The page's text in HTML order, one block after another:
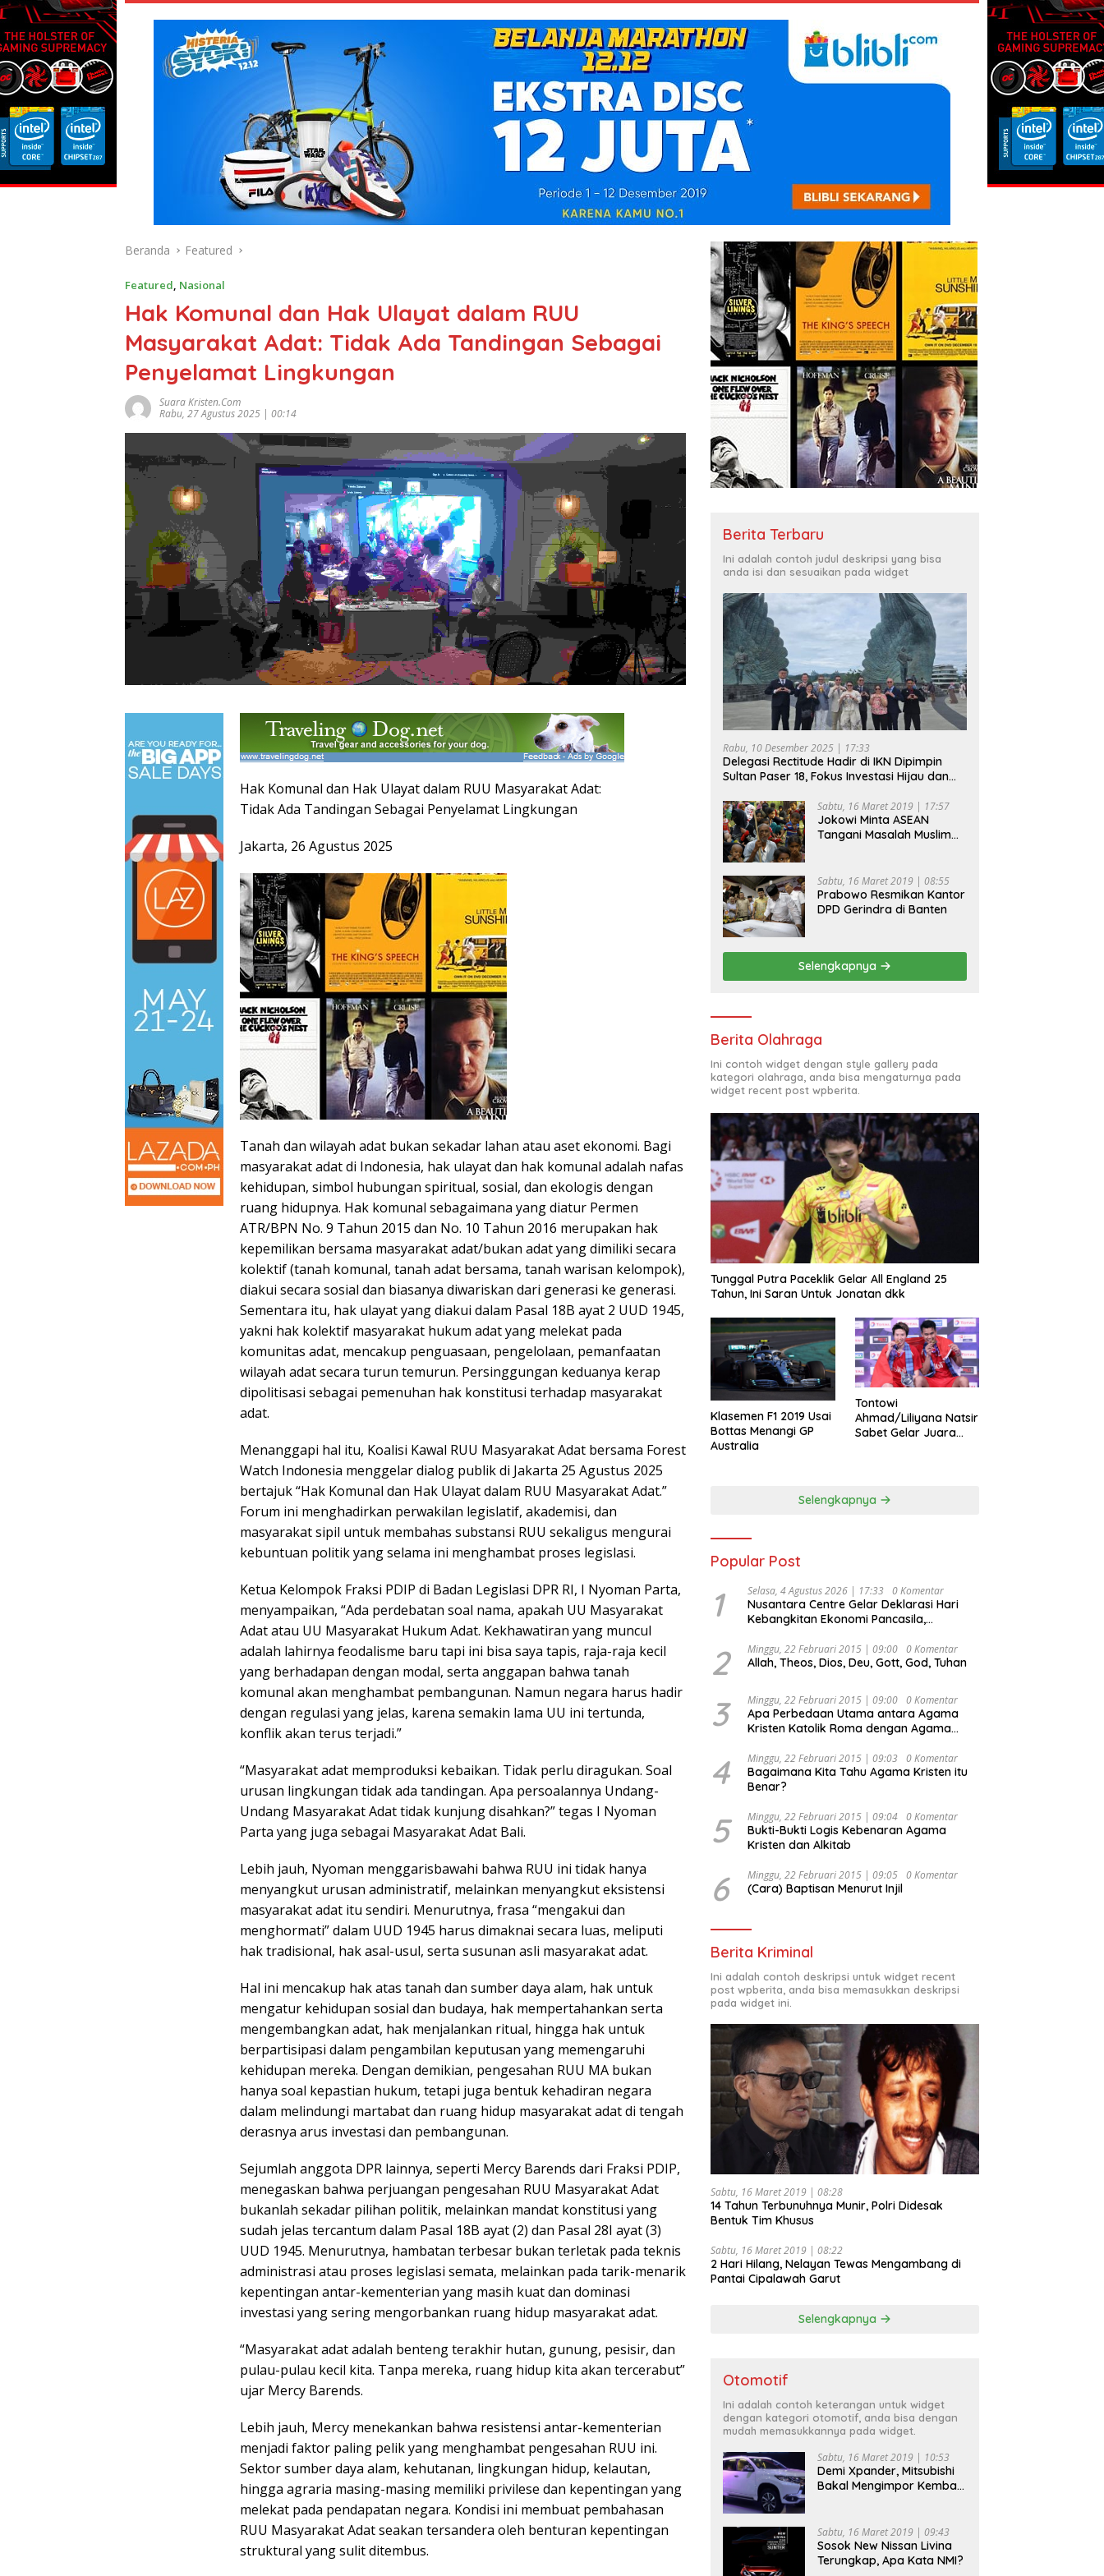
Beranda Featured
Featured, Nasional
Hak Komunal dan Hak Ulayat dalam RUU
Masyarakat Adat: Tidak Ada Tandingan Sebagai
Penyelamat Lingkungan
Suara Kristen.com
Rabu, 27 Agustus 2025 | 00:14
Hak Komunal dan Hak Ulayat dalam RUU Masyarakat Adat:
Tidak Ada Tandingan Sebagai Penyelamat Lingkungan
Jakarta, 26 Agustus 2025
Tanah dan wilayah adat bukan sekadar lahan atau aset ekonomi. Bagi
masyarakat adat di Indonesia, hak ulayat dan hak komunal adalah nafas
kehidupan, simbol hubungan spiritual, sosial, dan ekologis dengan
ruang hidupnya. Hak komunal sebagaimana yang diatur Permen
ATR/BPN No. 9 Tahun 2015 dan No. 10 Tahun 2016 merupakan hak
kepemilikan bersama masyarakat adat/bukan adat yang dimiliki secara
kolektif (tanah komunal, tanah adat bersama, tanah warisan kelompok),
diakui secara sosial dan biasanya diwariskan dari generasi ke generasi.
Sementara itu, hak ulayat yang diakui dalam Pasal 18B ayat 2 UUD 1945,
yakni hak kolektif masyarakat hukum adat yang melekat pada
komunitas adat, mencakup penguasaan, pengelolaan, pemanfaatan
wilayah adat secara turun temurun. Persinggungan keduanya kerap
dipolitisasi sebagai pemenuhan hak konstitusi terhadap masyarakat
adat.
Menanggapi hal itu, Koalisi Kawal RUU Masyarakat Adat bersama Forest
Watch Indonesia menggelar dialog publik di Jakarta 25 Agustus 2025
bertajuk “Hak Komunal dan Hak Ulayat dalam RUU Masyarakat Adat.”
Forum ini menghadirkan perwakilan legislatif, akademisi, dan
masyarakat sipil untuk membahas substansi RUU sekaligus mengurai
kebuntuan politik yang selama ini menghambat proses legislasi.
Ketua Kelompok Fraksi PDIP di Badan Legislasi DPR RI, I Nyoman Parta,
menyampaikan, “Ada perdebatan soal nama, apakah UU Masyarakat
Adat atau UU Masyarakat Hukum Adat. Kekhawatiran yang muncul
adalah lahirnya feodalisme baru tapi ini bisa saya tapis, raja-raja kecil
yang berhadapan dengan modal, serta anggapan bahwa tanah
komunal akan menghambat pembangunan. Namun negara harus hadir
dengan regulasi yang jelas, karena semakin lama UU ini tertunda,
konflik akan terus terjadi.”
“Masyarakat adat memproduksi kebaikan. Tidak perlu diragukan. Soal
urusan lingkungan tidak ada tandingan. Apa persoalannya Undang-
Undang Masyarakat Adat tidak kunjung disahkan?” tegas I Nyoman
Parta yang juga sebagai Masyarakat Adat Bali.
Lebih jauh, Nyoman menggarisbawahi bahwa RUU ini tidak hanya
menyangkut urusan administratif, melainkan menyangkut eksistensi
masyarakat adat itu sendiri. Menurutnya, frasa “mengakui dan
menghormati” dalam UUD 1945 harus dimaknai secara luas, meliputi
hak tradisional, hak asal-usul, serta susunan asli masyarakat adat.
Hal ini mencakup hak atas tanah dan sumber daya alam, hak untuk
mengatur kehidupan sosial dan budaya, hak mempertahankan serta
mengembangkan adat, hak menjalankan ritual, hingga hak untuk
berpartisipasi dalam pengambilan keputusan yang memengaruhi
kehidupan mereka. Dengan demikian, pengesahan RUU MA bukan
hanya soal kepastian hukum, tetapi juga bentuk kehadiran negara
dalam melindungi martabat dan ruang hidup masyarakat adat di tengah
derasnya arus investasi dan pembangunan.
Sejumlah anggota DPR lainnya, seperti Mercy Barends dari Fraksi PDIP,
menegaskan bahwa perjuangan pengesahan RUU Masyarakat Adat
bukanlah sekadar pilihan politik, melainkan mandat konstitusi yang
sudah jelas tercantum dalam Pasal 18B ayat (2) dan Pasal 28I ayat (3)
UUD 1945. Menurutnya, hambatan terbesar bukan terletak pada teknis
administrasi atau proses legislasi semata, melainkan pada tarik-menarik
kepentingan antar-kementerian yang masih kuat dan dominasi
investasi yang sering mengorbankan ruang hidup masyarakat adat.
“Masyarakat adat adalah benteng terakhir hutan, gunung, pesisir, dan
pulau-pulau kecil kita. Tanpa mereka, ruang hidup kita akan tercerabut”
ujar Mercy Barends.
Lebih jauh, Mercy menekankan bahwa resistensi antar-kementerian
menjadi faktor paling pelik yang menghambat pengesahan RUU ini.
Sektor sumber daya alam, kehutanan, lingkungan hidup, kelautan,
hingga agraria masing-masing memiliki privilese dan kepentingan yang
melekat pada pendapatan negara. Kondisi ini membuat pembahasan
RUU Masyarakat Adat seakan tersandera oleh benturan kepentingan
struktural yang sulit ditembus.
Berita Terbaru
Ini adalah contoh judul deskripsi yang bisa
anda isi dan sesuaikan pada widget
Rabu, 10 Desember 2025 | 17:33
Delegasi Rectitude Hadir di IKN Dipimpin
Sultan Paser 18, Fokus Investasi Hijau dan
Sabtu, 16 Maret 2019 | 17:57
Jokowi Minta ASEAN
Tangani Masalah Muslim
Sabtu, 16 Maret 2019 | 08:55
Prabowo Resmikan Kantor
DPD Gerindra di Banten
Selengkapnya
Berita Olahraga
Ini contoh widget dengan style gallery pada
kategori olahraga, anda bisa mengaturnya pada
widget recent post wpberita.
Tunggal Putra Paceklik Gelar All England 25
Tahun, Ini Saran Untuk Jonatan dkk
Klasemen F1 2019 Usai
Bottas Menangi GP
Australia
Tontowi
Ahmad/Liliyana Natsir
Sabet Gelar Juara
Selengkapnya
Popular Post
1 Selasa, 4 Agustus 2026 | 17:33 0 Komentar
Nusantara Centre Gelar Deklarasi Hari
Kebangkitan Ekonomi Pancasila,
Djojohadikusumo Anti Penjajahan
(Pergolakan Ekonomi Politik Indonesia) &
Undang Perekonomian Nasional dan
Kesejahteraan Sosial dalam Menata
Bangsa Menuju Indonesia Emas 2045”,
2 Minggu, 22 Februari 2015 | 09:00 0 Komentar
Allah, Theos, Dios, Deu, Gott, God, Tuhan
3 Minggu, 22 Februari 2015 | 09:00 0 Komentar
Apa Perbedaan Utama antara Agama
Kristen Katolik Roma dengan Agama
4 Minggu, 22 Februari 2015 | 09:03 0 Komentar
Bagaimana Kita Tahu Agama Kristen itu
Benar?
5 Minggu, 22 Februari 2015 | 09:04 0 Komentar
Bukti-Bukti Logis Kebenaran Agama
Kristen dan Alkitab
6 Minggu, 22 Februari 2015 | 09:05 0 Komentar
(Cara) Baptisan Menurut Injil
Berita Kriminal
Ini adalah contoh deskripsi untuk widget recent
post wpberita, anda bisa memasukkan deskripsi
pada widget ini.
Sabtu, 16 Maret 2019 | 08:28
14 Tahun Terbunuhnya Munir, Polri Didesak
Bentuk Tim Khusus
Sabtu, 16 Maret 2019 | 08:22
2 Hari Hilang, Nelayan Tewas Mengambang di
Pantai Cipalawah Garut
Selengkapnya
Otomotif
Ini adalah contoh keterangan untuk widget
dengan kategori otomotif, anda bisa dengan
mudah memasukkannya pada widget.
Sabtu, 16 Maret 2019 | 10:53
Demi Xpander, Mitsubishi
Bakal Mengimpor Kembali
Sabtu, 16 Maret 2019 | 09:43
Sosok New Nissan Livina
Terungkap, Apa Kata NMI?